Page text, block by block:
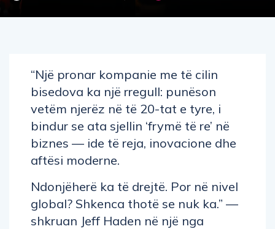
“Një pronar kompanie me të cilin
bisedova ka një rregull: punëson
vetëm njerëz në të 20-tat e tyre, i
bindur se ata sjellin ‘frymë të re’ në
biznes — ide të reja, inovacione dhe
aftësi moderne.
Ndonjëherë ka të drejtë. Por në nivel
global? Shkenca thotë se nuk ka.” —
shkruan Jeff Haden në një nga